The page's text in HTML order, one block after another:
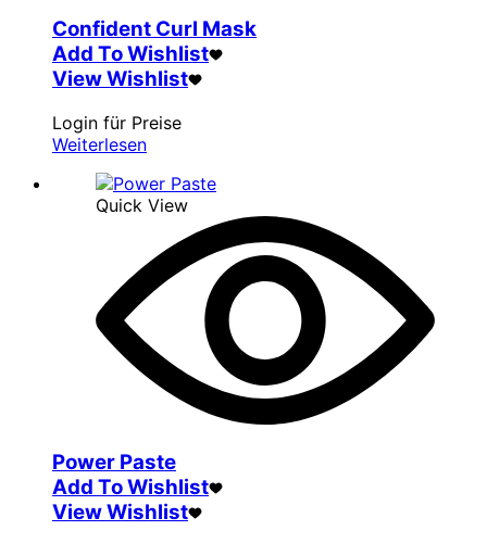
Confident Curl Mask
Add To Wishlist
View Wishlist
Login für Preise
Weiterlesen
Quick View
Power Paste
Add To Wishlist
View Wishlist